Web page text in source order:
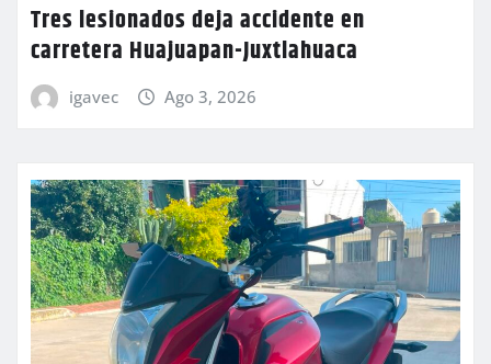
Tres lesionados deja accidente en
carretera Huajuapan-Juxtlahuaca
igavec Ago 3, 2026